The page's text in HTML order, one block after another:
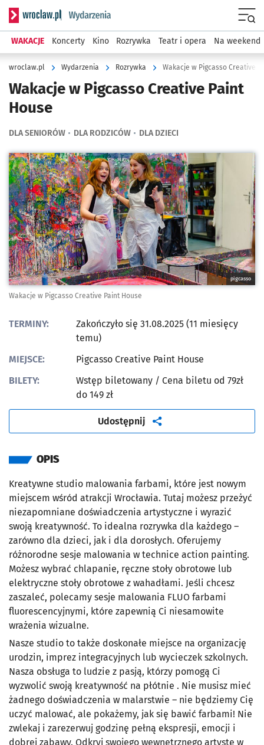
Serwis informacyjny wroclaw.pl podserwis: Wydarzenia
WAKACJE Koncerty Kino Rozrywka Teatr i opera Na weekend
wroclaw.pl Wydarzenia Rozrywka Wakacje w Pigcasso Creative
Wakacje w Pigcasso Creative Paint
House
DLA SENIORÓW DLA RODZICÓW DLA DZIECI
Kliknij, aby powiększyć
pigcasso
Wakacje w Pigcasso Creative Paint House
TERMINY:
Zakończyło się 31.08.2025 (11 miesięcy
temu)
MIEJSCE:
Pigcasso Creative Paint House
BILETY:
Wstęp biletowany / Cena biletu od 79zł
do 149 zł
Udostępnij artykuł
OPIS
Kreatywne studio malowania farbami, które jest nowym
miejscem wśród atrakcji Wrocławia. Tutaj możesz przeżyć
niezapomniane doświadczenia artystyczne i wyrazić
swoją kreatywność. To idealna rozrywka dla każdego –
zarówno dla dzieci, jak i dla dorosłych. Oferujemy
różnorodne sesje malowania w technice action painting.
Możesz wybrać chlapanie, ręczne stoły obrotowe lub
elektryczne stoły obrotowe z wahadłami. Jeśli chcesz
zaszaleć, polecamy sesje malowania FLUO farbami
fluorescencyjnymi, które zapewnią Ci niesamowite
wrażenia wizualne.
Nasze studio to także doskonałe miejsce na organizację
urodzin, imprez integracyjnych lub wycieczek szkolnych.
Nasza obsługa to ludzie z pasją, którzy pomogą Ci
wyzwolić swoją kreatywność na płótnie . Nie musisz mieć
żadnego doświadczenia w malarstwie – nie będziemy Cię
uczyć malować, ale pokażemy, jak się bawić farbami! Nie
zwlekaj i zarezerwuj godzinę pełną ekspresji, emocji i
dobrej zabawy. Odkryj swojego wewnętrznego artystę w